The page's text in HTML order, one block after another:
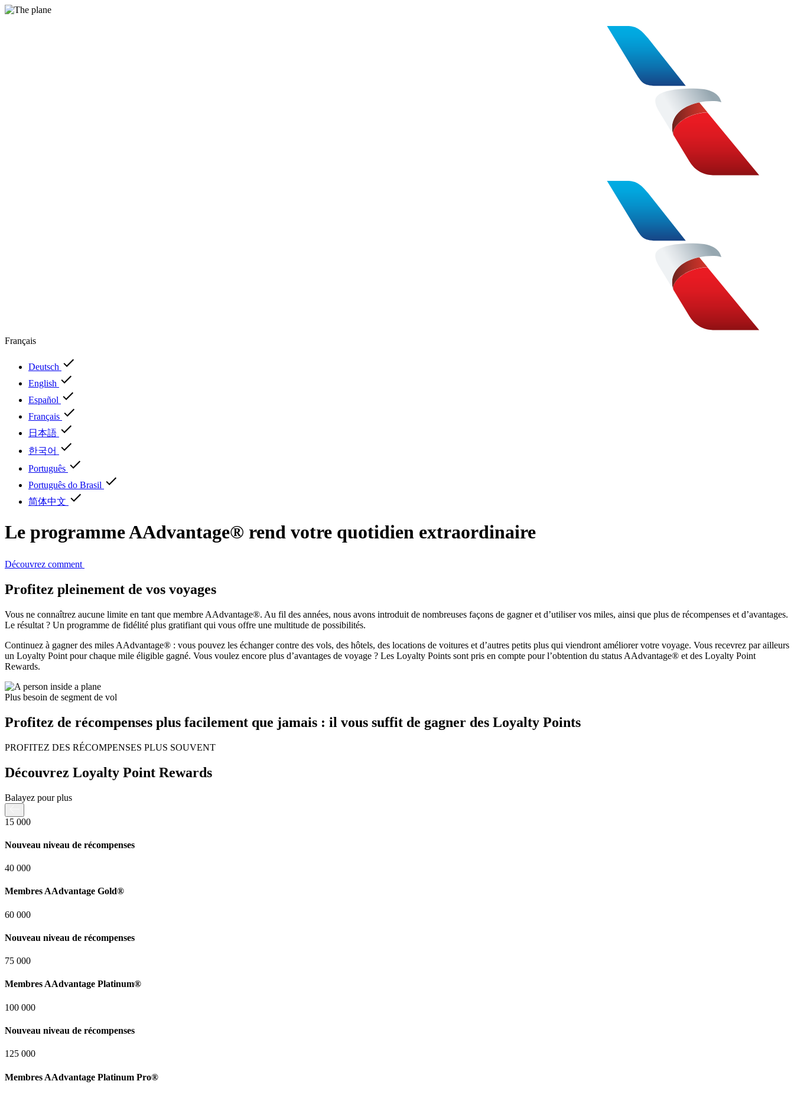
Français
Deutsch
English
Español
Français
日本語
한국어
Português
Português do Brasil
简体中文
Le programme AAdvantage® rend votre quotidien extraordinaire
Découvrez comment
Profitez pleinement de vos voyages
Vous ne connaîtrez aucune limite en tant que membre AAdvantage®. Au fil des années, nous avons introduit de nombreuses façons de gagner et d’utiliser vos miles, ainsi que plus de récompenses et d’avantages.
Le résultat ? Un programme de fidélité plus gratifiant qui vous offre une multitude de possibilités.
Continuez à gagner des miles AAdvantage® : vous pouvez les échanger contre des vols, des hôtels, des locations de voitures et d’autres petits plus qui viendront améliorer votre voyage. Vous recevrez par ailleurs
un Loyalty Point pour chaque mile éligible gagné. Vous voulez encore plus d’avantages de voyage ? Les Loyalty Points sont pris en compte pour l’obtention du status AAdvantage® et des Loyalty Point
Rewards.
Plus besoin de segment de vol
Profitez de récompenses plus facilement que jamais : il vous suffit de gagner des Loyalty Points
PROFITEZ DES RÉCOMPENSES PLUS SOUVENT
Découvrez Loyalty Point Rewards
Balayez pour plus
15 000
Nouveau niveau de récompenses
40 000
Membres AAdvantage Gold®
60 000
Nouveau niveau de récompenses
75 000
Membres AAdvantage Platinum®
100 000
Nouveau niveau de récompenses
125 000
Membres AAdvantage Platinum Pro®